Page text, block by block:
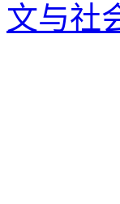
文与社